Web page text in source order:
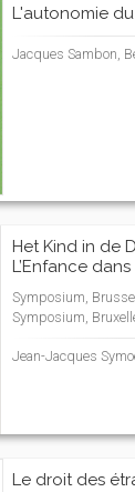
L'autonomie
Jacques Sambon,
Het Kind in de
L’Enfance
Symposium,
Symposium,
Jean-Jacques
Le droit des